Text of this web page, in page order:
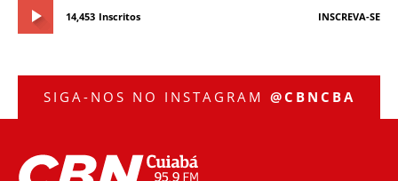
14,453 Inscritos INSCREVA-SE
SIGA-NOS NO INSTAGRAM @CBNCBA